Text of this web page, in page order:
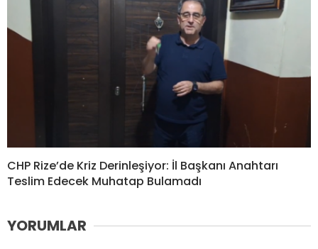
CHP Rize’de Kriz Derinleşiyor: İl Başkanı Anahtarı
Teslim Edecek Muhatap Bulamadı
YORUMLAR